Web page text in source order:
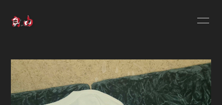
SCHEDULE PROFILE